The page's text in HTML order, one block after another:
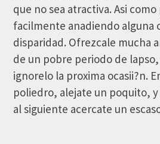
que no sea atractiva. Asi­
facilmente anadiendo alguna
disparidad. Ofrezcale mucha
de un pobre periodo de
ignorelo la proxima ocasii?n.
poliedro, alejate un poquito,
al siguiente acercate un